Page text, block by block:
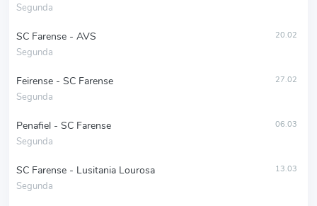
Segunda
SC Farense - AVS
Segunda
20.02
Feirense - SC Farense
Segunda
27.02
Penafiel - SC Farense
Segunda
06.03
SC Farense - Lusitania Lourosa
Segunda
13.03